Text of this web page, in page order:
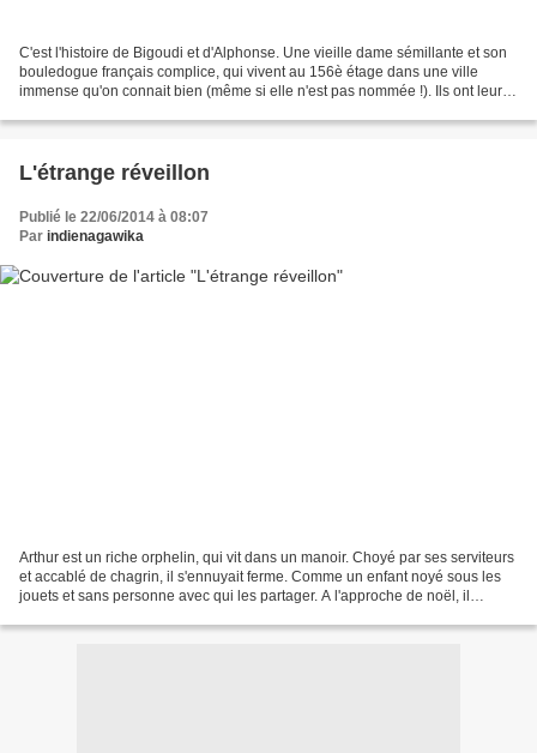
C'est l'histoire de Bigoudi et d'Alphonse. Une vieille dame sémillante et son
bouledogue français complice, qui vivent au 156è étage dans une ville
immense qu'on connait bien (même si elle n'est pas nommée !). Ils ont leur
L'étrange réveillon
Publié le 22/06/2014 à 08:07
Par indienagawika
Arthur est un riche orphelin, qui vit dans un manoir. Choyé par ses serviteurs
et accablé de chagrin, il s'ennuyait ferme. Comme un enfant noyé sous les
jouets et sans personne avec qui les partager. A l'approche de noël, il